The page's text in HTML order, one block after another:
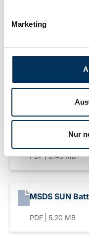
Marketing
Nur
MSDS SUN
PDF 8.45 MB
MSDS SUN
PDF 5.20 MB